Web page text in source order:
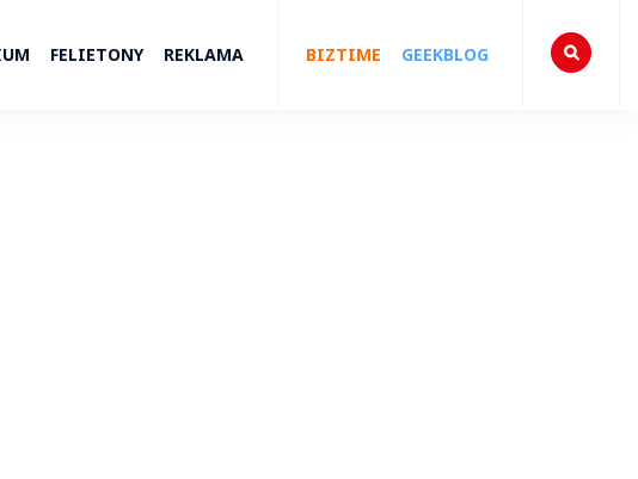
FELIETONY REKLAMA BIZTIME GEEKBLOG